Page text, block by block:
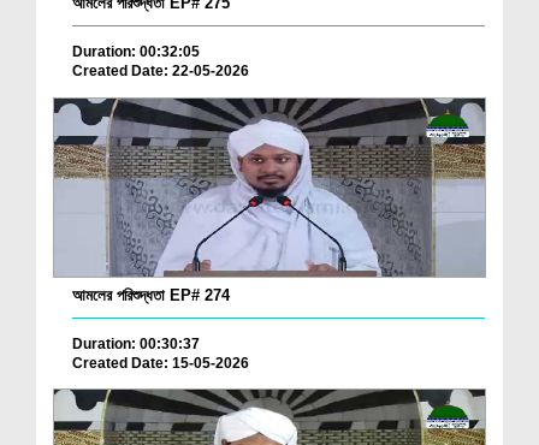
Duration: 00:32:05
Created Date: 22-05-2026
আমলের পরিশুদ্ধতা EP# 274
Duration: 00:30:37
Created Date: 15-05-2026